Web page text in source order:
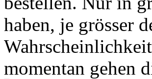
haben, je grösser
momentan gehen